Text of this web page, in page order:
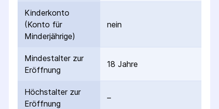
Kinderkonto
(Konto für
Minderjährige)
nein
Mindestalter zur
Eröffnung
18 Jahre
Höchstalter zur
Eröffnung
–